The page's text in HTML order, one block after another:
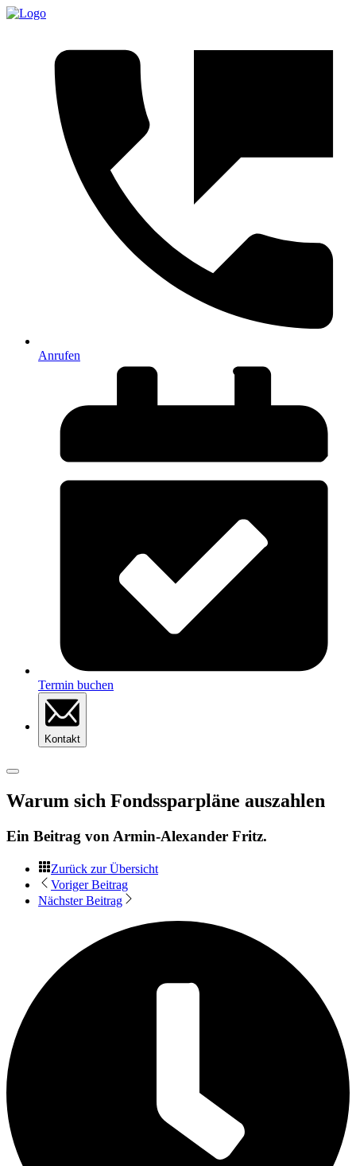
Anrufen
Termin buchen
Kontakt
Warum sich Fondssparpläne auszahlen
Ein Beitrag von Armin-Alexander Fritz.
Zurück zur Übersicht
Voriger Beitrag
Nächster Beitrag